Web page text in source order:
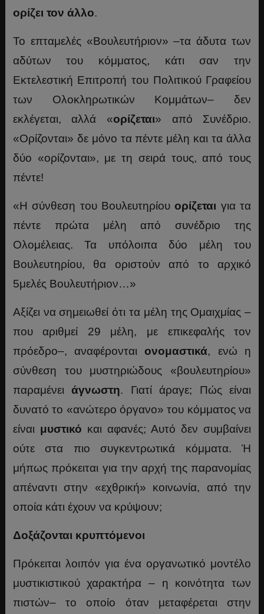
ορίζει τον άλλο.
Το επταμελές «Βουλευτήριον» –τα άδυτα των
αδύτων του κόμματος, κάτι σαν την
Εκτελεστική Επιτροπή του Πολιτικού Γραφείου
των Ολοκληρωτικών Κομμάτων– δεν
εκλέγεται, αλλά «ορίζεται» από Συνέδριο.
«Ορίζονται» δε μόνο τα πέντε μέλη και τα άλλα
δύο «ορίζονται», με τη σειρά τους, από τους
πέντε!
«Η σύνθεση του Βουλευτηρίουορίζεται για τα
πέντε πρώτα μέλη από συνέδριο της
Ολομέλειας. Τα υπόλοιπα δύο μέλη του
Βουλευτηρίου, θα οριστούν από το αρχικό
5μελές Βουλευτήριον…»
Αξίζει να σημειωθεί ότι τα μέλη της Ομαιχμίας –
που αριθμεί 29 μέλη, με επικεφαλής τον
πρόεδρο–, αναφέρονταιονομαστικά, ενώ η
σύνθεση του μυστηριώδους «βουλευτηρίου»
παραμένειάγνωστη. Γιατί άραγε; Πώς είναι
δυνατό το «ανώτερο όργανο» του κόμματος να
είναι μυστικό και αφανές; Αυτό δεν συμβαίνει
ούτε στα πιο συγκεντρωτικά κόμματα. Ή
μήπως πρόκειται για την αρχή της παρανομίας
απέναντι στην «εχθρική» κοινωνία, από την
οποία κάτι έχουν να κρύψουν;
Δοξάζονται κρυπτόμενοι
Πρόκειται λοιπόν για ένα οργανωτικό μοντέλο
μυστικιστικού χαρακτήρα – η κοινότητα των
πιστών– το οποίο όταν μεταφέρεται στην